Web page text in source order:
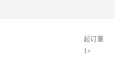
起订量
1+